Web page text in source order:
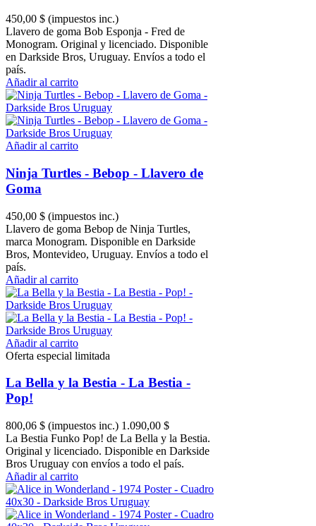
450,00 $ (impuestos inc.)
Llavero de goma Bob Esponja - Fred de
Monogram. Original y licenciado. Disponible
en Darkside Bros, Uruguay. Envíos a todo el
país.
Añadir al carrito
Añadir al carrito
Ninja Turtles - Bebop - Llavero de
Goma
450,00 $ (impuestos inc.)
Llavero de goma Bebop de Ninja Turtles,
marca Monogram. Disponible en Darkside
Bros, Montevideo, Uruguay. Envíos a todo el
país.
Añadir al carrito
Añadir al carrito
Oferta especial limitada
La Bella y la Bestia - La Bestia -
Pop!
800,06 $ (impuestos inc.) 1.090,00 $
La Bestia Funko Pop! de La Bella y la Bestia.
Original y licenciado. Disponible en Darkside
Bros Uruguay con envíos a todo el país.
Añadir al carrito